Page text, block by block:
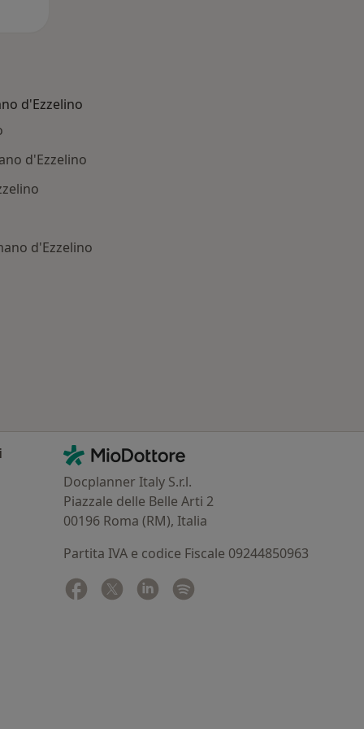
d'Ezzelino
d'Ezzelino
d'Ezzelino
Contatti
MioDottore - Homepage
Docplanner Italy S.r.l.
Piazzale delle Belle Arti 2
00196 Roma (RM), Italia
Partita IVA e codice Fiscale 09244850963
Facebook
si apre in una nuova scheda
Twitter
si apre in una nuova scheda
Linkedin
si apre in una nuova scheda